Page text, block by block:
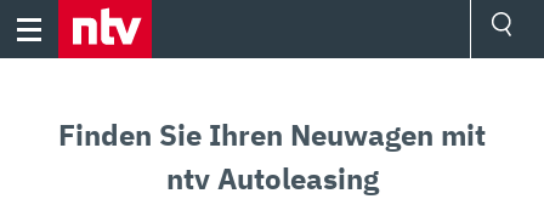
Skip
Finden Sie Ihren Neuwagen mit
ntv Autoleasing